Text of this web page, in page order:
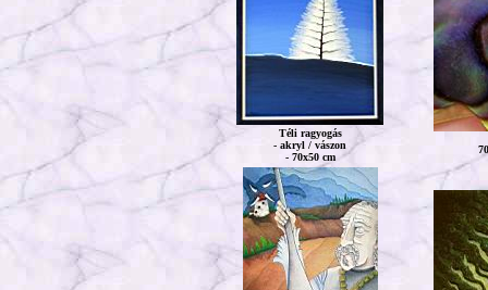
Téli ragyogás
- akryl / vászon
- 70x50 cm